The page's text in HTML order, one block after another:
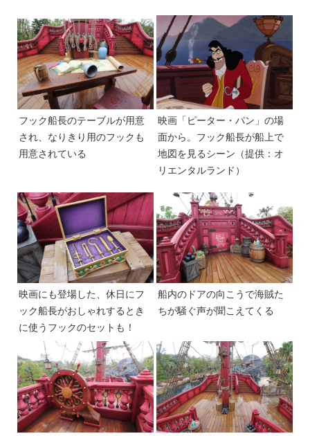
フック船長のテーブルが用意
され、なりきり用のフックも
用意されている
映画「ピーター・パン」の場
面から。フック船長が船上で
地図を見るシーン（提供：オ
リエンタルランド）
映画にも登場した、休日にフ
ック船長がおしゃれするとき
に使うフックのセットも！
船内のドアの向こうで海賊た
ちが騒ぐ声が聞こえてくる